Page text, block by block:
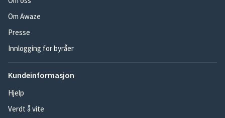
Om Awaze
Presse
Innlogging for byråer
Kundeinformasjon
Hjelp
Verdt å vite